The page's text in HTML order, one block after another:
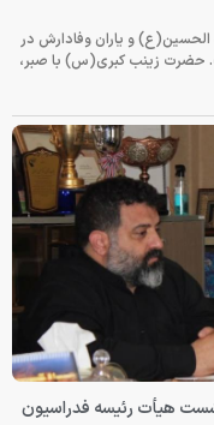
و یاران وفادارش در
حضرت زینب کبری(س) با صبر،
هیأت رئیسه فدراسیون